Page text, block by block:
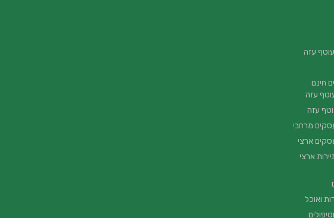
עזה
חינם
עזה
עזה
מרחבי
ארצי
ארצי
ואוכל